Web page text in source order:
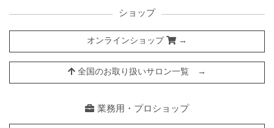
ショップ
オンラインショップ →
全国のお取り扱いサロン一覧 →
業務用・プロショップ